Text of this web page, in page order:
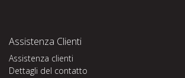
Assistenza Clienti
Assistenza clienti
Dettagli del contatto